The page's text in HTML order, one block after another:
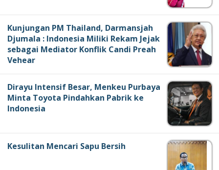
Kunjungan PM Thailand, Darmansjah
Djumala : Indonesia Miliki Rekam Jejak
sebagai Mediator Konflik Candi Preah
Vehear
Dirayu Intensif Besar, Menkeu Purbaya
Minta Toyota Pindahkan Pabrik ke
Indonesia
Kesulitan Mencari Sapu Bersih